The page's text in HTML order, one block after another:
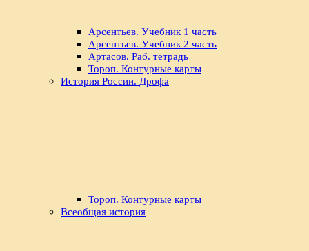
Арсентьев. Учебник 1 часть
Арсентьев. Учебник 2 часть
Артасов. Раб. тетрадь
Тороп. Контурные карты
История России. Дрофа
Тороп. Контурные карты
Всеобщая история